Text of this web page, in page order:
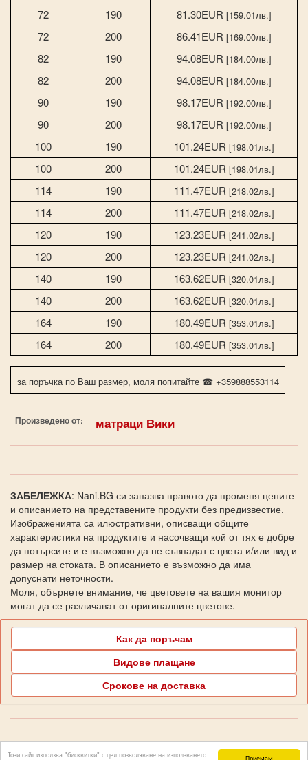
Приемам
Този сайт използва "бисквитки" с цел позволяване на използването
72 190 81.30EUR [159.01лв.]
72 200 86.41EUR [169.00лв.]
82 190 94.08EUR [184.00лв.]
82 200 94.08EUR [184.00лв.]
90 190 98.17EUR [192.00лв.]
90 200 98.17EUR [192.00лв.]
100 190 101.24EUR [198.01лв.]
100 200 101.24EUR [198.01лв.]
114 190 111.47EUR [218.02лв.]
114 200 111.47EUR [218.02лв.]
120 190 123.23EUR [241.02лв.]
120 200 123.23EUR [241.02лв.]
140 190 163.62EUR [320.01лв.]
140 200 163.62EUR [320.01лв.]
164 190 180.49EUR [353.01лв.]
164 200 180.49EUR [353.01лв.]
за поръчка по Ваш размер, моля попитайте ☎ +359888553114
Произведено от: матраци Вики
ЗАБЕЛЕЖКА: Nani.BG си запазва правото да променя цените
и описанието на представените продукти без предизвестие.
Изображенията са илюстративни, описващи общите
характеристики на продуктите и насочващи кой от тях е добре
да потърсите и е възможно да не съвпадат с цвета и/или вид и
размер на стоката. В описанието е възможно да има
допуснати неточности.
Моля, обърнете внимание, че цветовете на вашия монитор
могат да се различават от оригиналните цветове.
Как да поръчам
Видове плащане
Срокове на доставка
Поддръжка Nani.BG